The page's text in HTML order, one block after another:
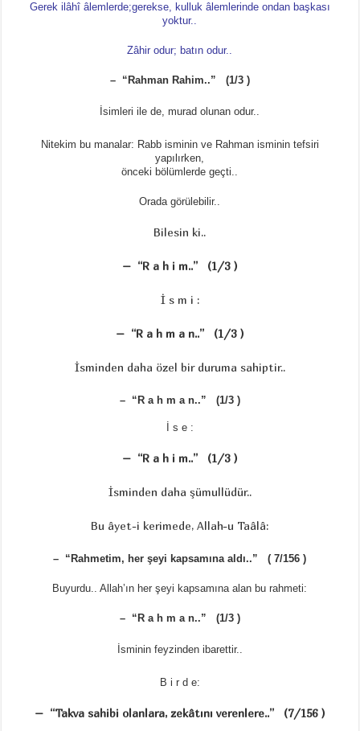
Gerek ilâhî âlemlerde;gerekse, kulluk âlemlerinde ondan başkası
yoktur..
Zâhir odur; batın odur..
– “Rahman Rahim..” (1/3 )
İsimleri ile de, murad olunan odur..
Nitekim bu manalar: Rabb isminin ve Rahman isminin tefsiri
yapılırken,
önceki bölümlerde geçti..
Orada görülebilir..
Bilesin ki..
– “R a h i m..” (1/3 )
İ s m i :
– “R a h m a n..” (1/3 )
İsminden daha özel bir duruma sahiptir..
– “R a h m a n..” (1/3 )
İ s e :
– “R a h i m..” (1/3 )
İsminden daha şümullüdür..
Bu âyet-i kerimede, Allah-u Taâlâ:
– “Rahmetim, her şeyi kapsamına aldı..” ( 7/156 )
Buyurdu.. Allah’ın her şeyi kapsamına alan bu rahmeti:
– “R a h m a n..” (1/3 )
İsminin feyzinden ibarettir..
B i r d e:
– “Takva sahibi olanlara, zekâtını verenlere..” (7/156 )